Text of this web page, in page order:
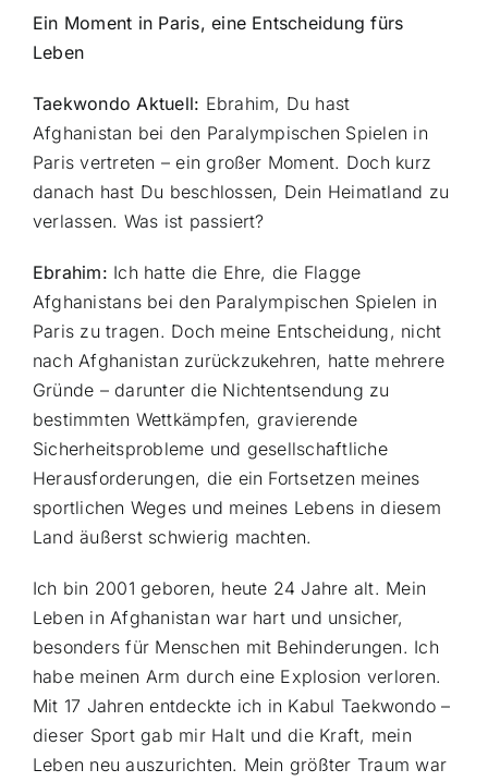
Ein Moment in Paris, eine Entscheidung fürs
Leben
Taekwondo Aktuell: Ebrahim, Du hast
Afghanistan bei den Paralympischen Spielen in
Paris vertreten – ein großer Moment. Doch kurz
danach hast Du beschlossen, Dein Heimatland zu
verlassen. Was ist passiert?
Ebrahim: Ich hatte die Ehre, die Flagge
Afghanistans bei den Paralympischen Spielen in
Paris zu tragen. Doch meine Entscheidung, nicht
nach Afghanistan zurückzukehren, hatte mehrere
Gründe – darunter die Nichtentsendung zu
bestimmten Wettkämpfen, gravierende
Sicherheitsprobleme und gesellschaftliche
Herausforderungen, die ein Fortsetzen meines
sportlichen Weges und meines Lebens in diesem
Land äußerst schwierig machten.
Ich bin 2001 geboren, heute 24 Jahre alt. Mein
Leben in Afghanistan war hart und unsicher,
besonders für Menschen mit Behinderungen. Ich
habe meinen Arm durch eine Explosion verloren.
Mit 17 Jahren entdeckte ich in Kabul Taekwondo –
dieser Sport gab mir Halt und die Kraft, mein
Leben neu auszurichten. Mein größter Traum war